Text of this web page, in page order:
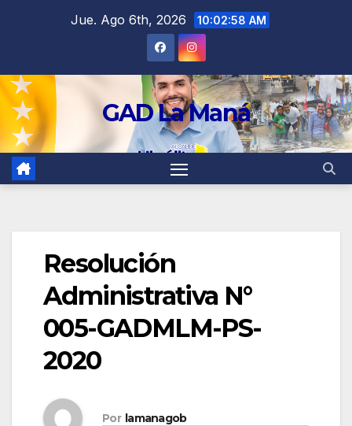
Jue. Ago 6th, 2026 10:02:58 AM
GAD La Maná
Resolución
Administrativa N°
005-GADMLM-PS-
2020
Por lamanagob